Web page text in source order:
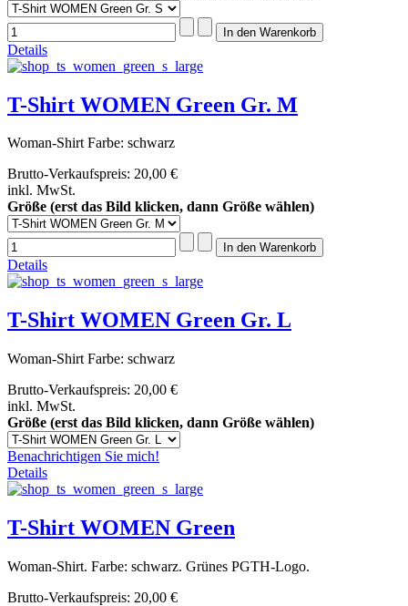
Details
T-Shirt WOMEN Green Gr. M
Woman-Shirt Farbe: schwarz
Brutto-Verkaufspreis: 20,00 €
inkl. MwSt.
Größe (erst das Bild klicken, dann Größe wählen)
Details
T-Shirt WOMEN Green Gr. L
Woman-Shirt Farbe: schwarz
Brutto-Verkaufspreis: 20,00 €
inkl. MwSt.
Größe (erst das Bild klicken, dann Größe wählen)
Benachrichtigen Sie mich!
Details
T-Shirt WOMEN Green
Woman-Shirt. Farbe: schwarz. Grünes PGTH-Logo.
Brutto-Verkaufspreis: 20,00 €